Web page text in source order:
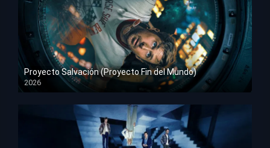
Proyecto Salvación (Proyecto Fin del Mundo)
2026
HD 1080p